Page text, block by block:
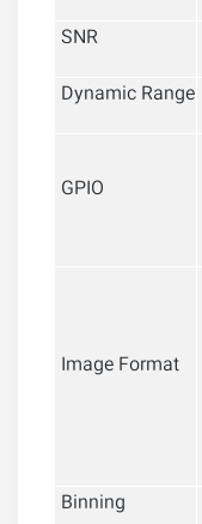
SNR
Dynamic Range
GPIO
Image Format
Binning